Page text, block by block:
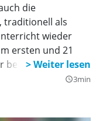
die
traditionell als
wieder
ersten und 21
bereiten sich nun
query_builder3min